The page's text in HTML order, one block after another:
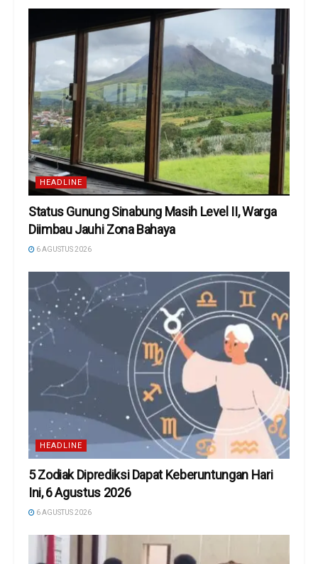
HEADLINE
Status Gunung Sinabung Masih Level II, Warga
Diimbau Jauhi Zona Bahaya
6 AGUSTUS 2026
HEADLINE
5 Zodiak Diprediksi Dapat Keberuntungan Hari
Ini, 6 Agustus 2026
6 AGUSTUS 2026